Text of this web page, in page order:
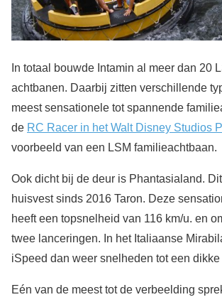
In totaal bouwde Intamin al meer dan 20
achtbanen. Daarbij zitten verschillende
meest sensationele tot spannende
de RC Racer in het Walt Disney Studios
voorbeeld van een LSM familieachtbaan.
Ook dicht bij de deur is Phantasialand.
huisvest sinds 2016 Taron. Deze
heeft een topsnelheid van 116 km/u. en
twee lanceringen. In het Italiaanse
iSpeed dan weer snelheden tot een dikke
Eén van de meest tot de verbeelding